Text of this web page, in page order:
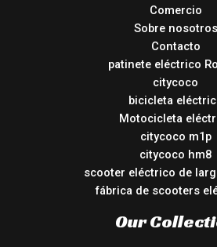
Comercio
Sobre nosotros
Contacto
patinete eléctrico
citycoco
bicicleta
Motocicleta
citycoco m1p
citycoco hm8
scooter eléctrico de
fábrica de scooters
Our